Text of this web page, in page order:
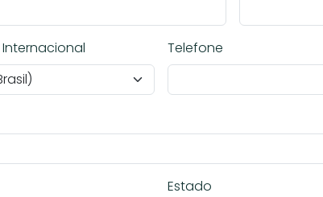
Telefone
Estado